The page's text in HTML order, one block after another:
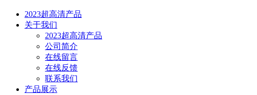
2023超高清产品
关于我们
2023超高清产品
公司简介
在线留言
在线反馈
联系我们
产品展示